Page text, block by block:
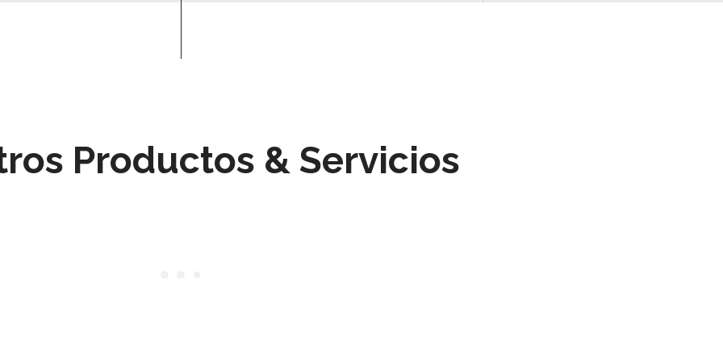
Productos & Servicios